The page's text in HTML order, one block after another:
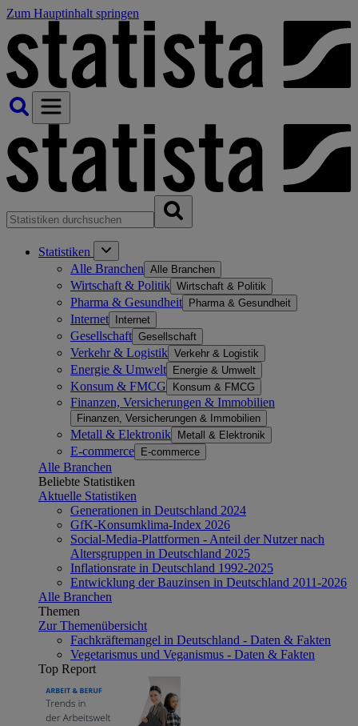
Zum Hauptinhalt springen
Statistiken
Alle Branchen Alle Branchen
Wirtschaft & Politik Wirtschaft & Politik
Pharma & Gesundheit Pharma & Gesundheit
Internet Internet
Gesellschaft Gesellschaft
Verkehr & Logistik Verkehr & Logistik
Energie & Umwelt Energie & Umwelt
Konsum & FMCG Konsum & FMCG
Finanzen, Versicherungen & Immobilien
Finanzen, Versicherungen & Immobilien
Metall & Elektronik Metall & Elektronik
E-commerce E-commerce
Alle Branchen
Beliebte Statistiken
Aktuelle Statistiken
Generationen in Deutschland 2024
GfK-Konsumklima-Index 2026
Social-Media-Plattformen - Anteil der Nutzer nach
Altersgruppen in Deutschland 2025
Inflationsrate in Deutschland 1992-2025
Entwicklung der Bauzinsen in Deutschland 2011-2026
Alle Branchen
Themen
Zur Themenübersicht
Fachkräftemangel in Deutschland - Daten & Fakten
Vegetarismus und Veganismus - Daten & Fakten
Top Report